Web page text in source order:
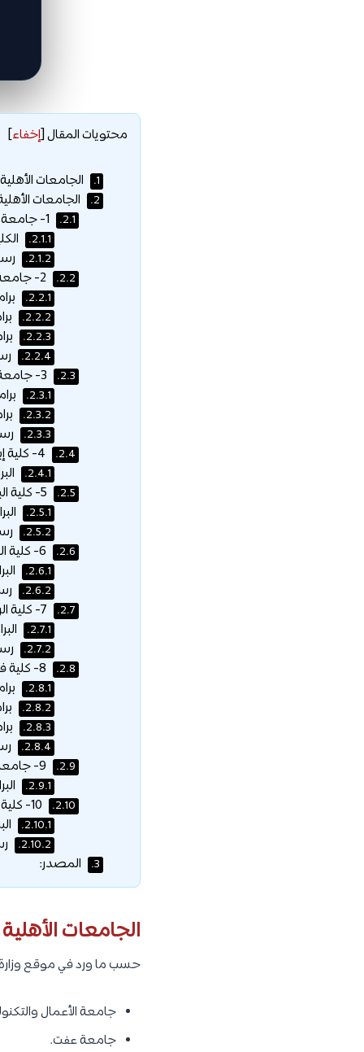
محتويات المقال[إخفاء]
1. الجامعات
2. الجامعات
2.1.
2.1.1.
2.1.2.
2.2.
2.2.1.
2.2.2.
2.2.3.
2.2.4.
2.3.
2.3.1.
2.3.2.
2.3.3.
2.4.
2.4.1.
2.5.
2.5.1.
2.5.2.
2.6.
2.6.1.
2.6.2.
2.7.
2.7.1.
2.7.2.
2.8.
2.8.1.
2.8.2.
2.8.3.
2.8.4.
2.9.
2.9.1.
2.10.
2.10.1.
2.10.2.
3. المصدر:
الجامعات
حسب ما ورد في موقع وزارة
جامعة الأعمال
جامعة عفت.